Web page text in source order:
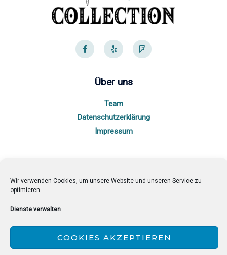
Wir verwenden Cookies, um unsere Website und unseren Service zu
optimieren.
Dienste verwalten
COOKIES AKZEPTIEREN
F
a
c
e
Y
e
l
p
F
o
u
r
Über uns
Team
Datenschutzerklärung
Impressum